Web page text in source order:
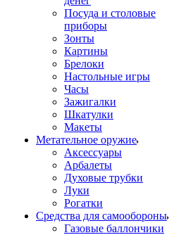
Посуда и столовые
приборы
Зонты
Картины
Брелоки
Настольные игры
Часы
Зажигалки
Шкатулки
Макеты
Метательное оружие
Аксессуары
Арбалеты
Духовые трубки
Луки
Рогатки
Средства для самообороны
Газовые баллончики